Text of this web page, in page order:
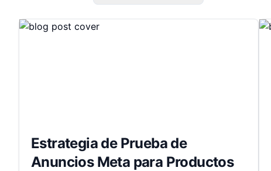
Estrategia de Prueba de
Anuncios Meta para Productos